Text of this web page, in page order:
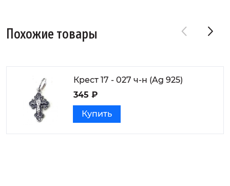
Похожие товары
Крест 17 - 027 ч-н (Ag 925)
345 ₽
Купить